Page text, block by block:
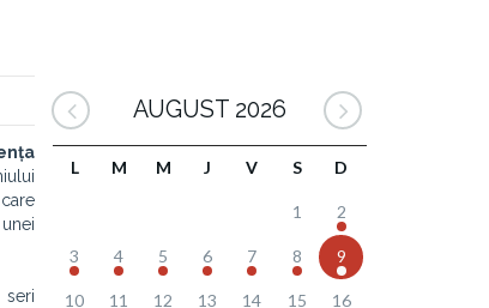
AUGUST 2026
L M M J V S D
1 2
3 4 5 6 7 8 9
10 11 12 13 14 15 16